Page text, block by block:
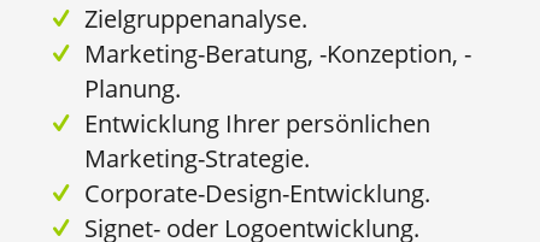
Zielgruppenanalyse.
Marketing-Beratung, -Konzeption, -
Planung.
Entwicklung Ihrer persönlichen
Marketing-Strategie.
Corporate-Design-Entwicklung.
Signet- oder Logoentwicklung.